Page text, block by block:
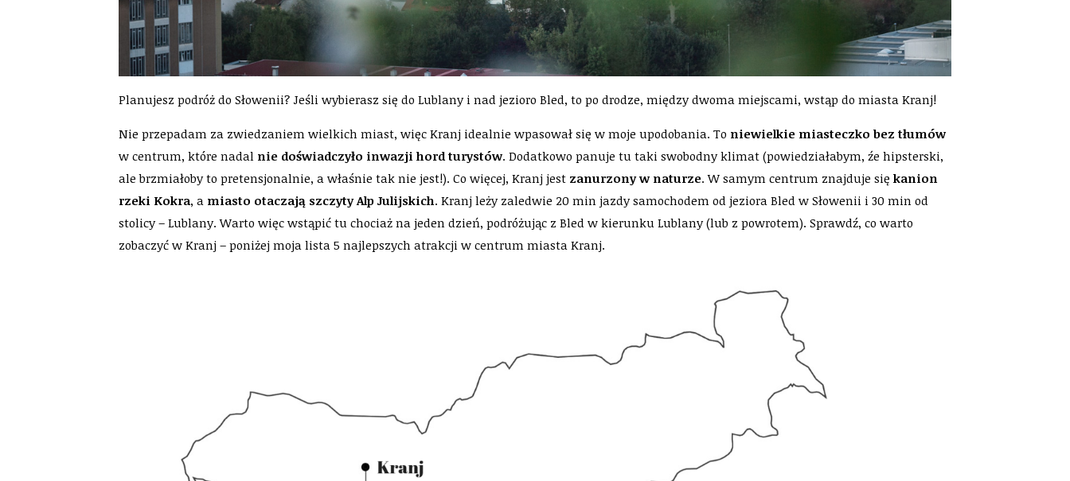
Planujesz podróż do Słowenii? Jeśli wybierasz się do Lublany i nad jezioro Bled, to po drodze, między dwoma miejscami, wstąp do miasta Kranj!
Nie przepadam za zwiedzaniem wielkich miast, więc Kranj idealnie wpasował się w moje upodobania. To niewielkie miasteczko bez tłumów
w centrum, które nadal nie doświadczyło inwazji hord turystów. Dodatkowo panuje tu taki swobodny klimat (powiedziałabym, źe hipsterski,
ale brzmiałoby to pretensjonalnie, a właśnie tak nie jest!). Co więcej, Kranj jest zanurzony w naturze. W samym centrum znajduje siękanion
rzeki Kokra, a miasto otaczają szczyty Alp Julijskich. Kranj leży zaledwie 20 min jazdy samochodem od jeziora Bled w Słowenii i 30 min od
stolicy – Lublany. Warto więc wstąpić tu chociaż na jeden dzień, podróżując z Bled w kierunku Lublany (lub z powrotem). Sprawdź, co warto
zobaczyć w Kranj – poniżej moja lista 5 najlepszych atrakcji w centrum miasta Kranj.